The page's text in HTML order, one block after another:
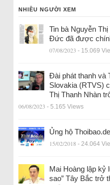
NHIỀU NGƯỜI XEM
Tin bà Nguyễn
Đức đã được
07/08/2023 - 15.069
Đài phát thanh và
Slovakia (RTVS)
Thị Thanh Nhàn
06/08/2023 - 5.165 Views
Ủng hộ Thoibao.de
15/02/2018 - 24.064
Mai Hoàng lập kỷ
sao” Tây Bắc trở